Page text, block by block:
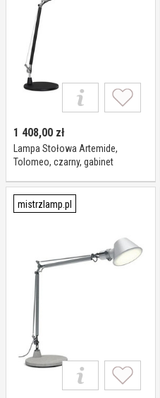
1 408,00 zł
Lampa Stołowa Artemide,
Tolomeo, czarny, gabinet
mistrzlamp.pl